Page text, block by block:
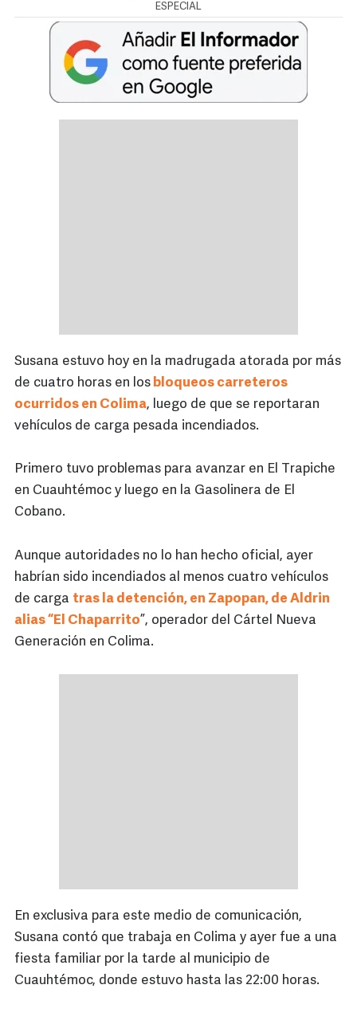
ESPECIAL
Susana estuvo hoy en la madrugada atorada por más
de cuatro horas en los bloqueos carreteros
ocurridos en Colima, luego de que se reportaran
vehículos de carga pesada incendiados.
Primero tuvo problemas para avanzar en El Trapiche
en Cuauhtémoc y luego en la Gasolinera de El
Cobano.
Aunque autoridades no lo han hecho oficial, ayer
habrían sido incendiados al menos cuatro vehículos
de carga tras la detención, en Zapopan, de Aldrin
alias “El Chaparrito”, operador del Cártel Nueva
Generación en Colima.
En exclusiva para este medio de comunicación,
Susana contó que trabaja en Colima y ayer fue a una
fiesta familiar por la tarde al municipio de
Cuauhtémoc, donde estuvo hasta las 22:00 horas.